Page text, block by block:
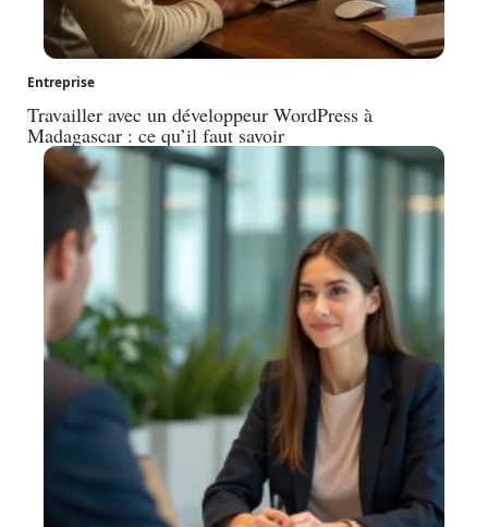
Entreprise
Travailler avec un développeur WordPress à
Madagascar : ce qu’il faut savoir